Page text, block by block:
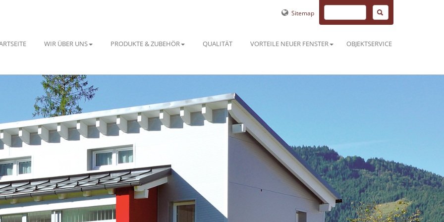
WIR ÜBER UNS PRODUKTE & ZUBEHÖR QUALITÄT VORTEILE NEUER FENSTER OBJEKTSERVICE
Sitemap